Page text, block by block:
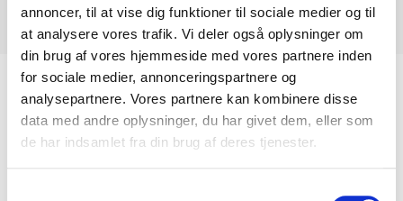
annoncer, til at vise dig funktioner til sociale medier og til
at analysere vores trafik. Vi deler også oplysninger om
din brug af vores hjemmeside med vores partnere inden
for sociale medier, annonceringspartnere og
analysepartnere. Vores partnere kan kombinere disse
data med andre oplysninger, du har givet dem, eller som
de har indsamlet fra din brug af deres tjenester.
Pris: 3100,- kr.
Størrelse: 40 x 45 cm
Relaterede Varer